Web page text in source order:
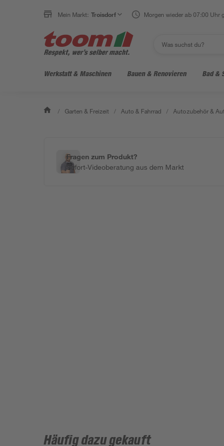
Mein Markt: Troisdorf Morgen wieder ab 07:00 Uhr
Werkstatt & Maschinen Bauen & Renovieren Bad &
/ Garten & Freizeit / Auto & Fahrrad / Autozubehör &
Fragen zum Produkt?
Sofort-Videoberatung aus dem Markt
Häufig dazu gekauft